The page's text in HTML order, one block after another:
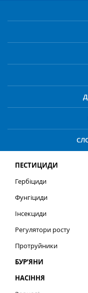
ПЕСТИЦИДИ
Гербіциди
Фунгіциди
Інсекциди
Регулятори росту
Протруйники
БУР’ЯНИ
НАСІННЯ